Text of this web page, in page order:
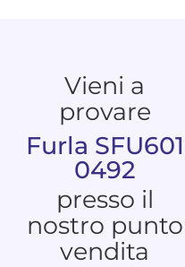
Vieni a
provare
Furla SFU601
0492
presso il
nostro punto
vendita